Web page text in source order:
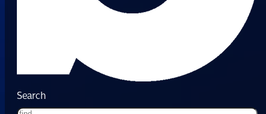
Search